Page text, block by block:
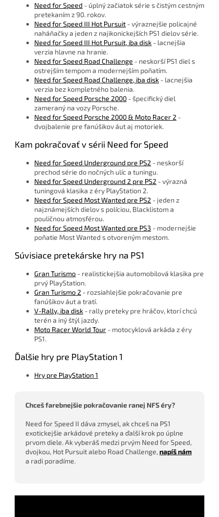
Need for Speed - úplný začiatok série s čistým cestným
pretekaním z 90. rokov.
Need for Speed III Hot Pursuit - výraznejšie policajné
naháňačky a jeden z najikonickejších PS1 dielov série.
Need for Speed III Hot Pursuit, iba disk - lacnejšia
verzia hlavne na hranie.
Need for Speed Road Challenge - neskorší PS1 diel s
ostrejším tempom a modernejším poňatím.
Need for Speed Road Challenge, iba disk - lacnejšia
verzia bez kompletného balenia.
Need for Speed Porsche 2000 - špecifický diel
zameraný na vozy Porsche.
Need for Speed Porsche 2000 & Moto Racer 2 -
dvojbalenie pre fanúšikov áut aj motoriek.
Kam pokračovať v sérii Need for Speed
Need for Speed Underground pre PS2 - neskorší
prechod série do nočných ulíc a tuningu.
Need for Speed Underground 2 pre PS2 - výrazná
tuningová klasika z éry PlayStation 2.
Need for Speed Most Wanted pre PS2 - jeden z
najznámejších dielov s políciou, Blacklistom a
pouličnou atmosférou.
Need for Speed Most Wanted pre PS3 - modernejšie
poňatie Most Wanted s otvoreným mestom.
Súvisiace pretekárske hry na PS1
Gran Turismo - realistickejšia automobilová klasika pre
prvý PlayStation.
Gran Turismo 2 - rozsiahlejšie pokračovanie pre
fanúšikov áut a tratí.
V-Rally, iba disk - rally preteky pre hráčov, ktorí chcú
terén a iný štýl jazdy.
Moto Racer World Tour - motocyklová arkáda z éry
PS1.
Ďalšie hry pre PlayStation 1
Hry pre PlayStation 1
Chceš farebnejšie pokračovanie ranej NFS éry?
Need for Speed II dáva zmysel, ak chceš na PS1
exotickejšie arkádové preteky a ďalší krok po úplne
prvom diele. Ak vyberáš medzi prvým Need for Speed,
dvojkou, Hot Pursuit alebo Road Challenge, napíš nám
a radi poradíme.